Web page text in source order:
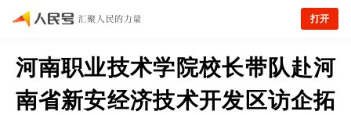
打开
河南职业技术学院校长带队赴河
南省新安经济技术开发区访企拓